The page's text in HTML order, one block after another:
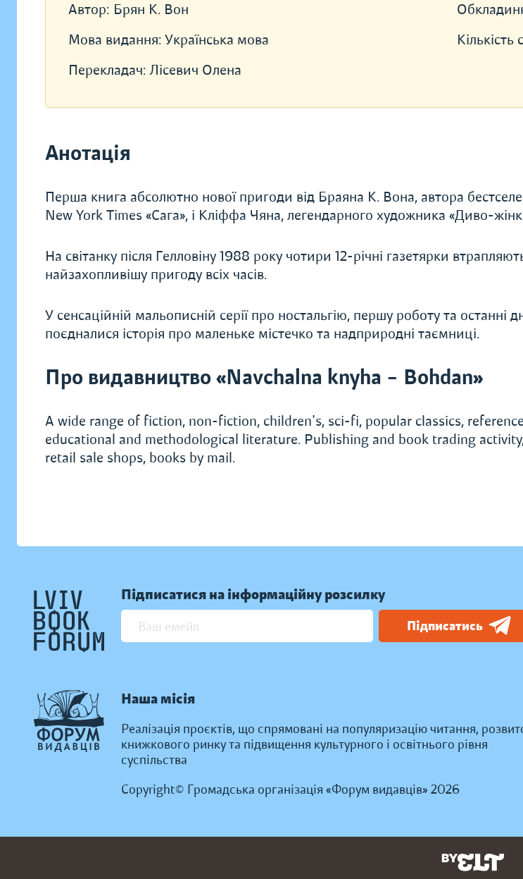
Автор: Брян К. Вон
Мова видання: Українська мова
Перекладач: Лісевич Олена
Кількість
Анотація
Перша книга абсолютно нової пригоди від Браяна К. Вона, автора
New York Times «Сага», і Кліффа Чяна, легендарного художника «Диво-
На світанку після Гелловіну 1988 року чотири 12-річні газетярки
найзахопливішу пригоду всіх часів.
У сенсаційній мальописній серії про ностальгію, першу роботу та останні
поєдналися історія про маленьке містечко та надприродні таємниці.
Про видавництво «Navchalna knyha – Bohdan»
A wide range of fiction, non-fiction, children's, sci-fi, popular classics,
educational and methodological literature. Publishing and book trading
retail sale shops, books by mail.
Підписатися на інформаційну розсилку
Підписатись
Наша місія
Реалізація проєктів, що спрямовані на популяризацію читання,
книжкового ринку та підвищення культурного і освітнього рівня
суспільства
Copyright© Громадська організація «Форум видавців» 2026